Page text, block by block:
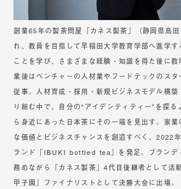
創業65年の製茶問屋「カネス製茶」（静岡県島
れ、教員を目指して早稲田大学教育学部へ進学
ことを学び、さまざまな経験・知識を得た後に
業後はベンチャーの人材業やフードテックのス
従事。人材育成・採用・新規ビジネスモデル構
り組む中で、自分の“アイデンティティー”を探
ら身近にあった日本茶にその一端を見出す。家
な価値とビジネスチャンスを創造すべく、2022
ランド「IBUKI bottled tea」を発足。ブランデ
務めながら「カネス製茶」4代目後継者として活
甲子園」ファイナリストとして決勝大会に出場。